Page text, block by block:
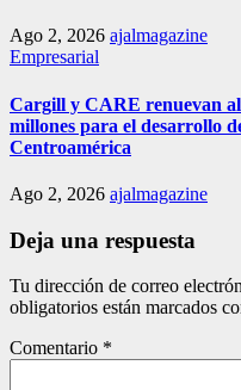
Ago 2, 2026 ajalmagazine
Empresarial
Cargill y CARE renuevan
millones para el desarrollo
Centroamérica
Ago 2, 2026 ajalmagazine
Deja una respuesta
Tu dirección de correo
obligatorios están marcados
Comentario *